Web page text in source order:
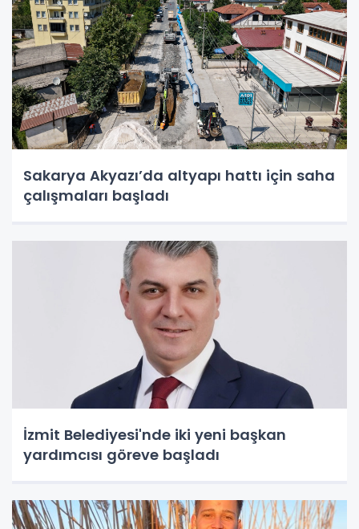
Sakarya Akyazı’da altyapı hattı için saha
çalışmaları başladı
İzmit Belediyesi'nde iki yeni başkan
yardımcısı göreve başladı